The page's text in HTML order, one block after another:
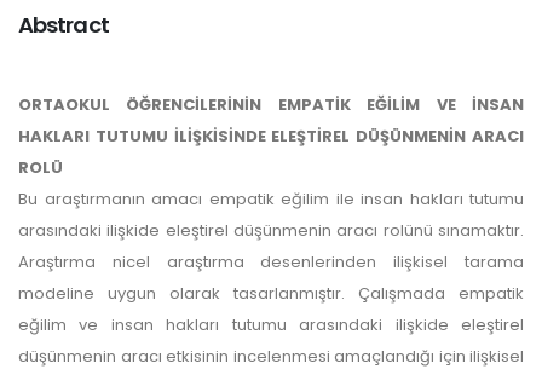
Abstract
ORTAOKUL ÖĞRENCİLERİNİN EMPATİK EĞİLİM VE İNSAN
HAKLARI TUTUMU İLİŞKİSİNDE ELEŞTİREL DÜŞÜNMENİN ARACI
ROLÜ
Bu araştırmanın amacı empatik eğilim ile insan hakları tutumu
arasındaki ilişkide eleştirel düşünmenin aracı rolünü sınamaktır.
Araştırma nicel araştırma desenlerinden ilişkisel tarama
modeline uygun olarak tasarlanmıştır. Çalışmada empatik
eğilim ve insan hakları tutumu arasındaki ilişkide eleştirel
düşünmenin aracı etkisinin incelenmesi amaçlandığı için ilişkisel